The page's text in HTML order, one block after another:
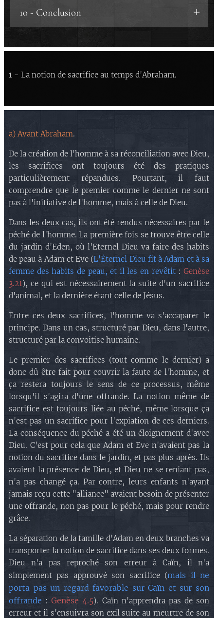
b.1) L'âge d'Isaac
b.4) Les ronces et le bélier.
place d'Azazel.
b.2) Deuxième partie:
b.3) Troisième partie: Azazel.
b.4) Quatrième partie
: clôture.
d) Nota bene.
b) Points communs et oppositions avec
Jésus.
b.1) Un libérateur.
b.3) Lavé du péché.
c) Explication 1 : L'image d'une image.
10 - Conclusion
1 - La notion de sacrifice au temps d'Abraham.
a) Avant Abraham.
De la création de l'homme à sa réconciliation avec Dieu,
les sacrifices ont toujours été des pratiques
particulièrement répandues. Pourtant, il faut
comprendre que le premier comme le dernier ne sont
pas à l'initiative de l'homme, mais à celle de Dieu.
Dans les deux cas, ils ont été rendus nécessaires par le
péché de l'homme. La première fois se trouve être celle
du jardin d'Eden, où l'Eternel Dieu va faire des habits
de peau à Adam et Eve (L'Éternel Dieu fit à Adam et à sa
femme des habits de peau, et il les en revêtit:Genèse
3.21), ce qui est nécessairement la suite d'un sacrifice
d'animal, et la dernière étant celle de Jésus.
Entre ces deux sacrifices, l'homme va s'accaparer le
principe. Dans un cas, structuré par Dieu, dans l'autre,
structuré par la convoitise humaine.
Le premier des sacrifices (tout comme le dernier) a
donc dû être fait pour couvrir la faute de l'homme, et
ça restera toujours le sens de ce processus, même
lorsqu'il s'agira d'une offrande. La notion même de
sacrifice est toujours liée au péché, même lorsque ça
n'est pas un sacrifice pour l'expiation de ces derniers.
La conséquence du péché a été un éloignement d'avec
Dieu. C'est pour cela que Adam et Eve n'avaient pas la
notion du sacrifice dans le jardin, et pas plus après. Ils
avaient la présence de Dieu, et Dieu ne se reniant pas,
n'a pas changé ça. Par contre, leurs enfants n'ayant
jamais reçu cette "alliance" avaient besoin de présenter
une offrande, non pas pour le péché, mais pour rendre
grâce.
La séparation de la famille d'Adam en deux branches va
transporter la notion de sacrifice dans ses deux formes.
Dieu n'a pas reproché son erreur à Caïn, il n'a
simplement pas approuvé son sacrifice (mais il ne
porta pas un regard favorable sur Caïn et sur son
offrande :Genèse 4.5). Caïn n'apprendra pas de son
erreur et il s'ensuivra son exil suite au meurtre de son